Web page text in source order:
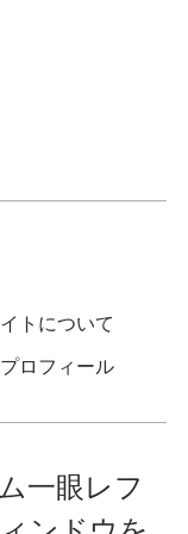
トについて
ロフィール
一眼レフ